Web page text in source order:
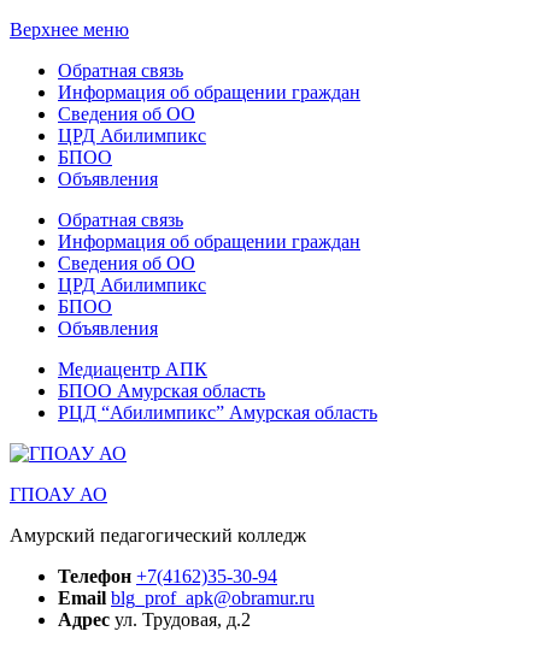
Верхнее меню
Обратная связь
Информация об обращении граждан
Сведения об ОО
ЦРД Абилимпикс
БПОО
Объявления
Обратная связь
Информация об обращении граждан
Сведения об ОО
ЦРД Абилимпикс
БПОО
Объявления
Медиацентр АПК
БПОО Амурская область
РЦД “Абилимпикс” Амурская область
ГПОАУ АО
Амурский педагогический колледж
Телефон +7(4162)35-30-94
Email blg_prof_apk@obramur.ru
Адрес ул. Трудовая, д.2